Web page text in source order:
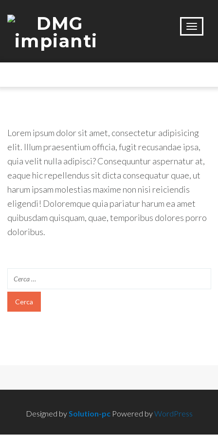
Lorem ipsum dolor sit amet, consectetur adipisicing
elit. Illum praesentium officia, fugit recusandae ipsa,
quia velit nulla adipisci? Consequuntur aspernatur at,
eaque hic repellendus sit dicta consequatur quae, ut
harum ipsam molestias maxime non nisi reiciendis
eligendi! Doloremque quia pariatur harum ea amet
quibusdam quisquam, quae, temporibus dolores porro
doloribus.
Designed bySolution-pcPowered byWordPress